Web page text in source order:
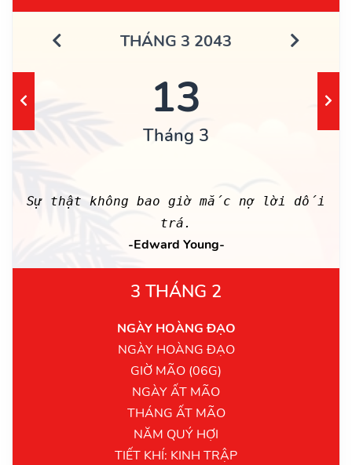
THÁNG 3 2043
13
Tháng 3
Sự thật không bao giờ mắc nợ lời dối
trá.
-Edward Young-
3 THÁNG 2
NGÀY HOÀNG ĐẠO
NGÀY HOÀNG ĐẠO
GIỜ MÃO (06G)
NGÀY ẤT MÃO
THÁNG ẤT MÃO
NĂM QUÝ HỢI
TIẾT KHÍ: KINH TRẬP